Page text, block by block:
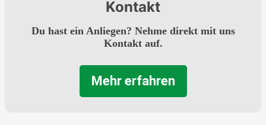
Kontakt
Du hast ein Anliegen? Nehme direkt mit uns
Kontakt auf.
Mehr erfahren